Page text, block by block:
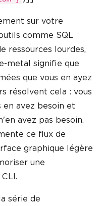
sur votre
comme SQL
ressources lourdes,
metal signifie que
que vous en ayez
résolvent cela : vous
en avez besoin et
avez pas besoin.
ce flux de
graphique légère
une
série de